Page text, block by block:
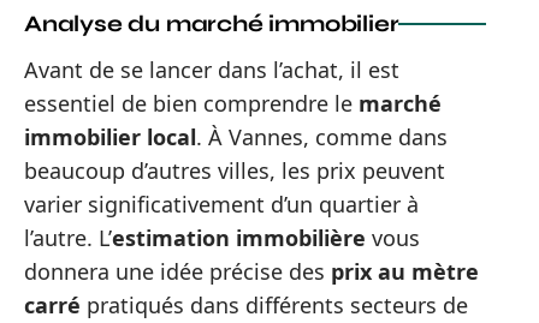
Analyse du marché immobilier
Avant de se lancer dans l’achat, il est
essentiel de bien comprendre le marché
immobilier local. À Vannes, comme dans
beaucoup d’autres villes, les prix peuvent
varier significativement d’un quartier à
l’autre. L’estimation immobilière vous
donnera une idée précise des prix au mètre
carré pratiqués dans différents secteurs de